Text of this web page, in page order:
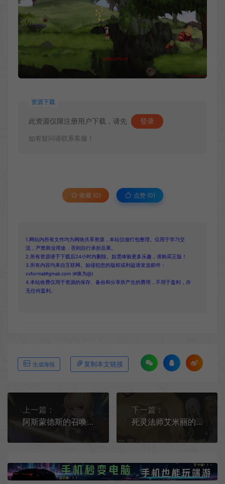
资源下载
此资源仅限注册用户下载，请先 登录
如有疑问请联系客服！
收藏 (0) 点赞 (0)
1.网站内所有文件均为网络共享资源，本站仅做打包整理。仅用于学习交
流，严禁商业用途，否则自行承担后果。
2.所有资源请于下载后24小时内删除。如需体验更多乐趣，请购买正版！
3.所有内容均来自互联网。如侵犯您的版权或利益请发送邮件：
cvformat#gmail.com (#换为@)
4.本站收费仅用于资源的保存、备份和分享所产生的费用，不用于盈利，亦
无任何盈利。
生成海报 复制本文链接
上一篇：
阿斯蒙德斯的召唤(Summon of Asmodeus)卡通横版动作冒险游戏|下载
下一篇：
死灵法师艾米丽的逃亡/横版潜入动作冒险游戏 Necromancy Emilys Escape 下载